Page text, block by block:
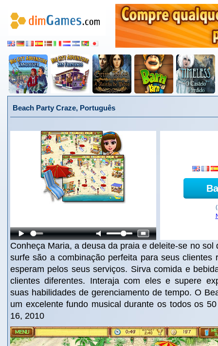
Beach Party Craze, Português
Conheça Maria, a deusa da praia e deleite-se no sol
surfe são a combinação perfeita para seus clientes
esperam pelos seus serviços. Sirva comida e
clientes diferentes. Interaja com eles e supere
suas habilidades de gerenciamento de tempo. O
um excelente fundo musical durante os todos os
16, 2010